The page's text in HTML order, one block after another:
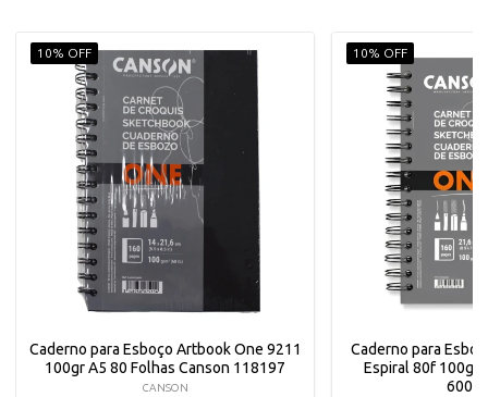
10% OFF
Caderno para Esboço Artbook One 9211
100gr A5 80 Folhas Canson 118197
CANSON
10% OFF
Caderno para
Espiral 80f 100g